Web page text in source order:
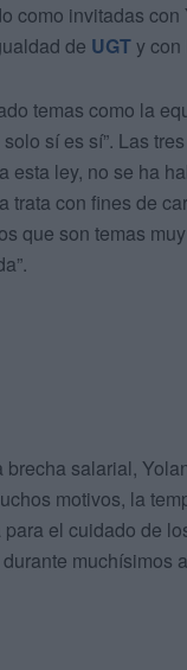
como invitadas
de UGTy con
temas como la
sí es sí”. Las
esta ley, no se ha
trata con fines de
que son temas
salarial,
motivos, la
el cuidado de
muchísimos